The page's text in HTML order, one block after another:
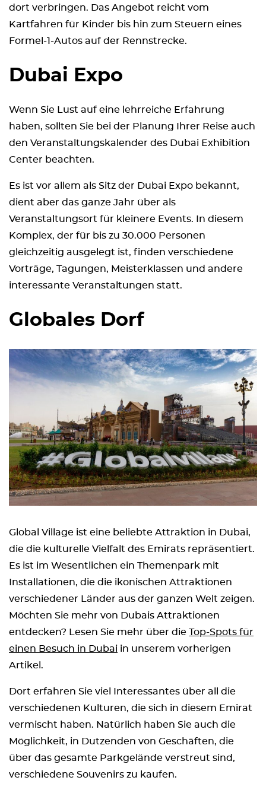
dort verbringen. Das Angebot reicht vom
Kartfahren für Kinder bis hin zum Steuern eines
Formel-1-Autos auf der Rennstrecke.
Dubai Expo
Wenn Sie Lust auf eine lehrreiche Erfahrung
haben, sollten Sie bei der Planung Ihrer Reise auch
den Veranstaltungskalender des Dubai Exhibition
Center beachten.
Es ist vor allem als Sitz der Dubai Expo bekannt,
dient aber das ganze Jahr über als
Veranstaltungsort für kleinere Events. In diesem
Komplex, der für bis zu 30.000 Personen
gleichzeitig ausgelegt ist, finden verschiedene
Vorträge, Tagungen, Meisterklassen und andere
interessante Veranstaltungen statt.
Globales Dorf
Global Village ist eine beliebte Attraktion in Dubai,
die die kulturelle Vielfalt des Emirats repräsentiert.
Es ist im Wesentlichen ein Themenpark mit
Installationen, die die ikonischen Attraktionen
verschiedener Länder aus der ganzen Welt zeigen.
Möchten Sie mehr von Dubais Attraktionen
entdecken? Lesen Sie mehr über die Top-Spots für
einen Besuch in Dubai in unserem vorherigen
Artikel.
Dort erfahren Sie viel Interessantes über all die
verschiedenen Kulturen, die sich in diesem Emirat
vermischt haben. Natürlich haben Sie auch die
Möglichkeit, in Dutzenden von Geschäften, die
über das gesamte Parkgelände verstreut sind,
verschiedene Souvenirs zu kaufen.